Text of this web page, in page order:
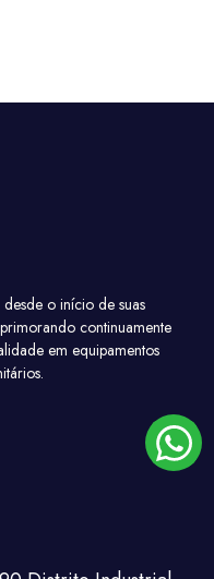
o início de suas
continuamente
em equipamentos